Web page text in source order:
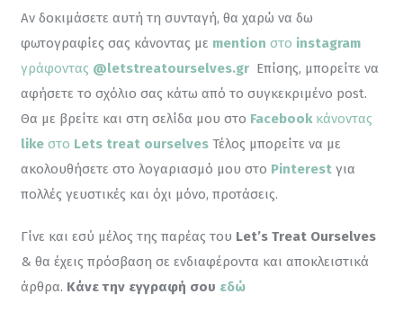
Αν δοκιμάσετε αυτή τη συνταγή, θα χαρώ να δω
φωτογραφίες σας κάνοντας με mention στο instagram
γράφοντας @letstreatourselves.gr Επίσης, μπορείτε να
αφήσετε το σχόλιο σας κάτω από το συγκεκριμένο post.
Θα με βρείτε και στη σελίδα μου στο Facebook κάνοντας
like στο Lets treat ourselves Τέλος μπορείτε να με
ακολουθήσετε στο λογαριασμό μου στο Pinterest για
πολλές γευστικές και όχι μόνο, προτάσεις.
Γίνε και εσύ μέλος της παρέας του Let’s Treat Ourselves
& θα έχεις πρόσβαση σε ενδιαφέροντα και αποκλειστικά
άρθρα. Κάνε την εγγραφή σου εδώ